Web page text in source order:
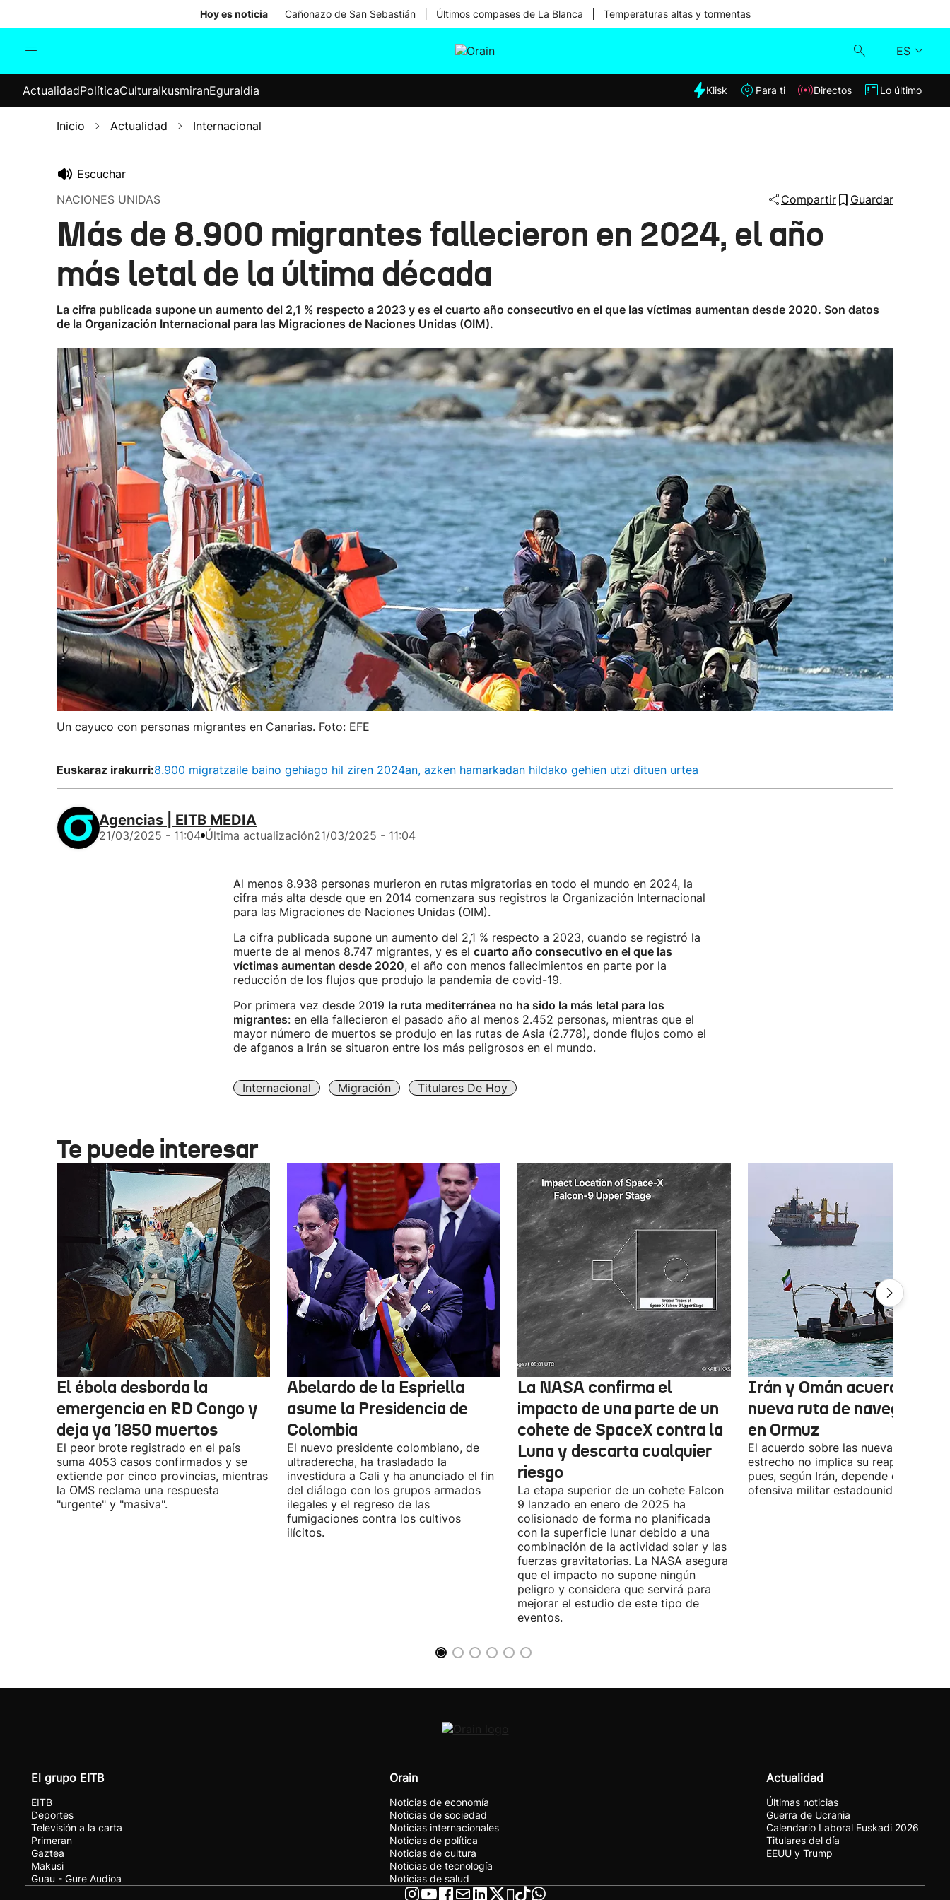
Hoy es noticia Cañonazo de San Sebastián Últimos compases de La Blanca Temperaturas altas y tormentas
ES
Internacional
Elecciones
Klisk
ActualidadPolíticaCulturaIkusmiranEguraldia Klisk Para ti Directos Lo último
Inicio Actualidad Internacional
Escuchar
NACIONES UNIDAS
Compartir Guardar
Más de 8.900 migrantes fallecieron en 2024, el año
más letal de la última década
La cifra publicada supone un aumento del 2,1 % respecto a 2023 y es el cuarto año consecutivo en el que las víctimas aumentan desde 2020. Son datos
de la Organización Internacional para las Migraciones de Naciones Unidas (OIM).
Un cayuco con personas migrantes en Canarias. Foto: EFE
Euskaraz irakurri:8.900 migratzaile baino gehiago hil ziren 2024an, azken hamarkadan hildako gehien utzi dituen urtea
Agencias | EITB MEDIA
21/03/2025 - 11:04 Última actualización21/03/2025 - 11:04
Al menos 8.938 personas murieron en rutas migratorias en todo el mundo en 2024, la
cifra más alta desde que en 2014 comenzara sus registros la Organización Internacional
para las Migraciones de Naciones Unidas (OIM).
La cifra publicada supone un aumento del 2,1 % respecto a 2023, cuando se registró la
muerte de al menos 8.747 migrantes, y es el cuarto año consecutivo en el que las
víctimas aumentan desde 2020, el año con menos fallecimientos en parte por la
reducción de los flujos que produjo la pandemia de covid-19.
Por primera vez desde 2019 la ruta mediterránea no ha sido la más letal para los
migrantes: en ella fallecieron el pasado año al menos 2.452 personas, mientras que el
mayor número de muertos se produjo en las rutas de Asia (2.778), donde flujos como el
de afganos a Irán se situaron entre los más peligrosos en el mundo.
Internacional Migración Titulares De Hoy
Te puede interesar
El ébola desborda la
emergencia en RD Congo y
deja ya 1850 muertos
El peor brote registrado en el país
suma 4053 casos confirmados y se
extiende por cinco provincias, mientras
la OMS reclama una respuesta
"urgente" y "masiva".
Abelardo de la Espriella
asume la Presidencia de
Colombia
El nuevo presidente colombiano, de
ultraderecha, ha trasladado la
investidura a Cali y ha anunciado el fin
del diálogo con los grupos armados
ilegales y el regreso de las
fumigaciones contra los cultivos
ilícitos.
La NASA confirma el
impacto de una parte de un
cohete de SpaceX contra la
Luna y descarta cualquier
riesgo
La etapa superior de un cohete Falcon
9 lanzado en enero de 2025 ha
colisionado de forma no planificada
con la superficie lunar debido a una
combinación de la actividad solar y las
fuerzas gravitatorias. La NASA asegura
que el impacto no supone ningún
peligro y considera que servirá para
mejorar el estudio de este tipo de
eventos.
Irán y Omán acuerdan una
nueva ruta de navegación
en Ormuz
El acuerdo sobre las nueva ruta por
estrecho no implica su reapertura,
pues, según Irán, depende de la
ofensiva militar estadounidense-
El grupo EITB
EITB
Deportes
Televisión a la carta
Primeran
Gaztea
Makusi
Guau - Gure Audioa
Orain
Noticias de economía
Noticias de sociedad
Noticias internacionales
Noticias de política
Noticias de cultura
Noticias de tecnología
Noticias de salud
Actualidad
Últimas noticias
Guerra de Ucrania
Calendario Laboral Euskadi 2026
Titulares del día
EEUU y Trump